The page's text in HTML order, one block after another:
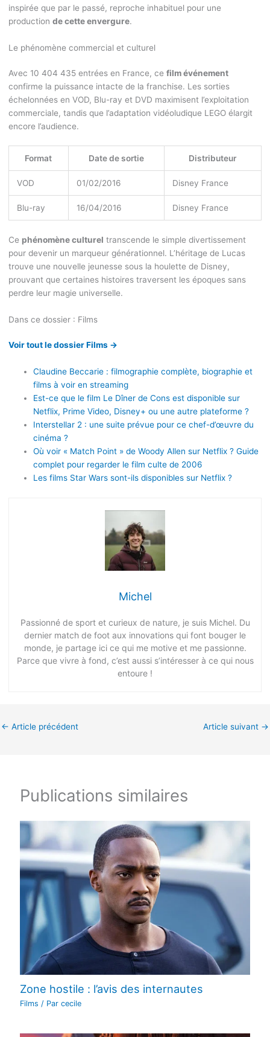
inspirée que par le passé, reproche inhabituel pour une
production de cette envergure.
Le phénomène commercial et culturel
Avec 10 404 435 entrées en France, ce film événement
confirme la puissance intacte de la franchise. Les sorties
échelonnées en VOD, Blu-ray et DVD maximisent l’exploitation
commerciale, tandis que l’adaptation vidéoludique LEGO élargit
encore l’audience.
Format Date de sortie Distributeur
VOD 01/02/2016 Disney France
Blu-ray 16/04/2016 Disney France
Ce phénomène culturel transcende le simple divertissement
pour devenir un marqueur générationnel. L’héritage de Lucas
trouve une nouvelle jeunesse sous la houlette de Disney,
prouvant que certaines histoires traversent les époques sans
perdre leur magie universelle.
Dans ce dossier : Films
Voir tout le dossier Films →
Claudine Beccarie : filmographie complète, biographie et
films à voir en streaming
Est-ce que le film Le Dîner de Cons est disponible sur
Netflix, Prime Video, Disney+ ou une autre plateforme ?
Interstellar 2 : une suite prévue pour ce chef-d’œuvre du
cinéma ?
Où voir « Match Point » de Woody Allen sur Netflix ? Guide
complet pour regarder le film culte de 2006
Les films Star Wars sont-ils disponibles sur Netflix ?
Michel
Passionné de sport et curieux de nature, je suis Michel. Du
dernier match de foot aux innovations qui font bouger le
monde, je partage ici ce qui me motive et me passionne.
Parce que vivre à fond, c’est aussi s’intéresser à ce qui nous
entoure !
← Article précédent Article suivant →
Publications similaires
Zone hostile : l’avis des internautes
Films / Par cecile